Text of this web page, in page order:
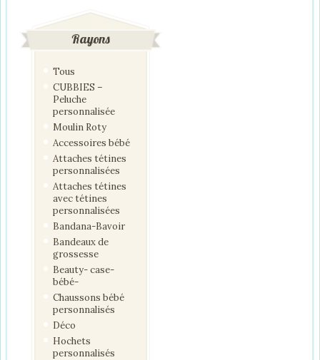
Rayons
Tous
CUBBIES –
Peluche
personnalisée
Moulin Roty
Accessoires bébé
Attaches tétines
personnalisées
Attaches tétines
avec tétines
personnalisées
Bandana-Bavoir
Bandeaux de
grossesse
Beauty- case-
bébé-
Chaussons bébé
personnalisés
Déco
Hochets
personnalisés